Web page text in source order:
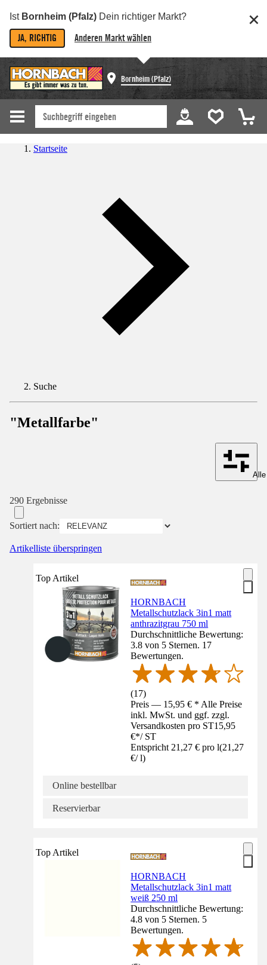
Ist Bornheim (Pfalz) Dein richtiger Markt?
JA, RICHTIG Anderen Markt wählen
Bornheim (Pfalz)
Startseite
Suche
"Metallfarbe"
290 Ergebnisse
Sortiert nach:
Artikelliste überspringen
Top Artikel
HORNBACH
Metallschutzlack 3in1 matt
anthrazitgrau 750 ml
Durchschnittliche Bewertung:
3.8 von 5 Sternen. 17
Bewertungen.
(17)
Preis — 15,95 € * Alle Preise
inkl. MwSt. und ggf. zzgl.
Versandkosten pro ST15,95
€*/ ST
Entspricht 21,27 € pro l(21,27
€/ l)
Online bestellbar
Reservierbar
Top Artikel
HORNBACH
Metallschutzlack 3in1 matt
weiß 250 ml
Durchschnittliche Bewertung:
4.8 von 5 Sternen. 5
Bewertungen.